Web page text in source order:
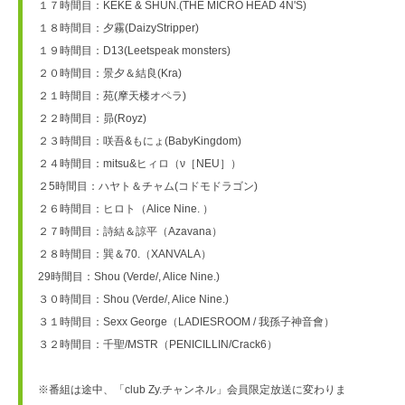
１７時間目：KEKE & SHUN.(THE MICRO HEAD 4N'S)
１８時間目：夕霧(DaizyStripper)
１９時間目：D13(Leetspeak monsters)
２０時間目：景夕＆結良(Kra)
２１時間目：苑(摩天楼オペラ)
２２時間目：昴(Royz)
２３時間目：咲吾&もにょ(BabyKingdom)
２４時間目：mitsu&ヒィロ（ν［NEU］）
２5時間目：ハヤト＆チャム(コドモドラゴン)
２６時間目：ヒロト（Alice Nine. ）
２７時間目：詩結＆諒平（Azavana）
２８時間目：巽＆70.（XANVALA）
29時間目：Shou (Verde/, Alice Nine.)
３０時間目：Shou (Verde/, Alice Nine.)
３１時間目：Sexx George（LADIESROOM / 我孫子神音會）
３２時間目：千聖/MSTR（PENICILLIN/Crack6）
※番組は途中、「club Zy.チャンネル」会員限定放送に変わりま